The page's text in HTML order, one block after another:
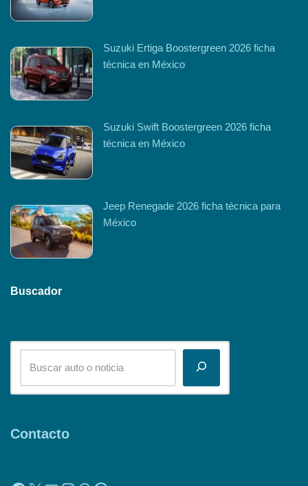
Suzuki Ertiga Boostergreen 2026 ficha
técnica en México
Suzuki Swift Boostergreen 2026 ficha
técnica en México
Jeep Renegade 2026 ficha técnica para
México
Buscador
Contacto